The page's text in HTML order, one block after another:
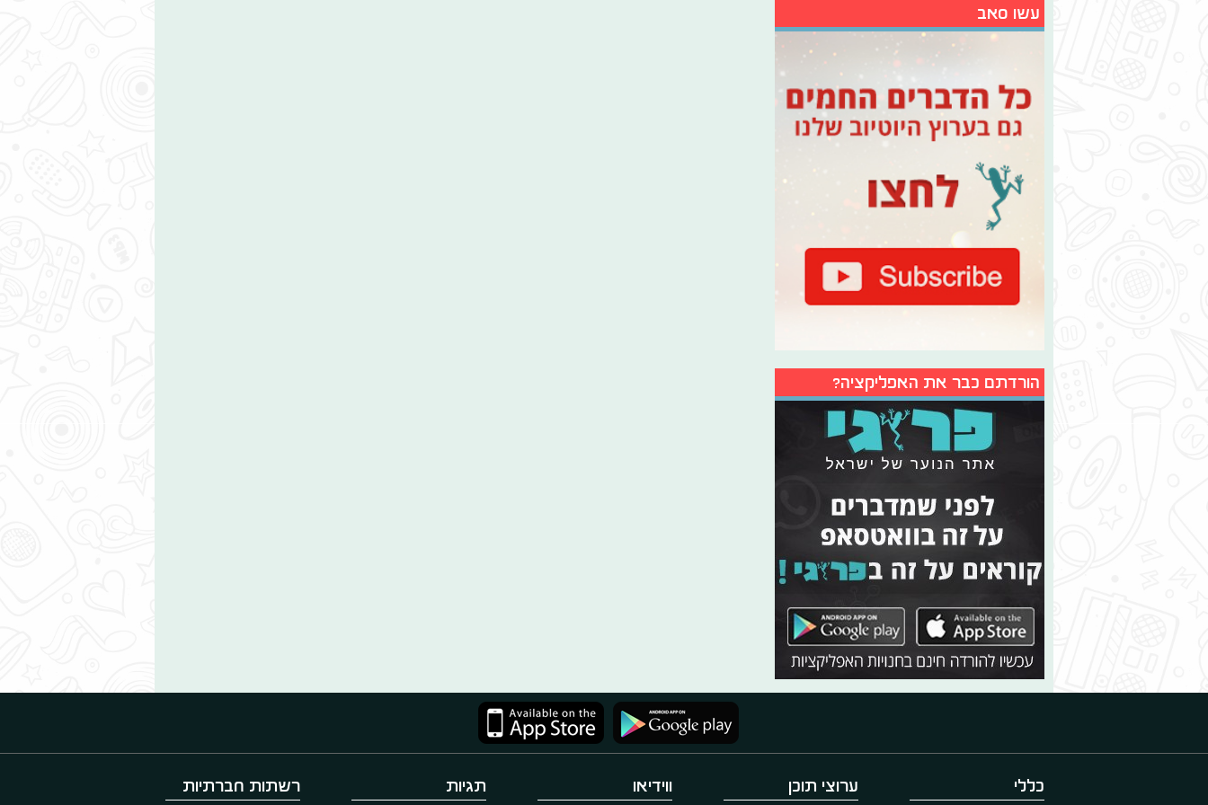
עשו סאב
הורדתם כבר את האפליקציה?
כללי ערוצי תוכן ווידיאו תגיות רשתות חברתיות